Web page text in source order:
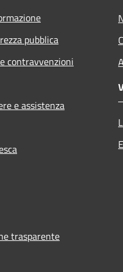
pubblica
contravvenzioni
e assistenza
trasparente